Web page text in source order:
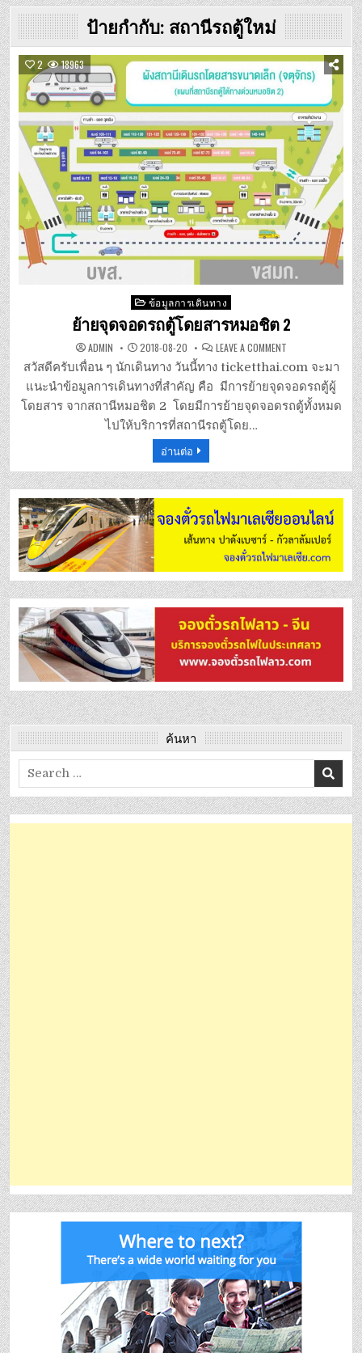
ป้ายกำกับ: สถานีรถตู้ใหม่
2 18963
Posted
in
ข้อมูลการเดินทาง
ย้ายจุดจอดรถตู้โดยสารหมอชิต 2
ADMIN 2018-08-20 LEAVE A COMMENTON
จุด
จอด
รถ
ตู้
โดยสาร
หมอชิต
สวัสดีครับเพื่อน ๆ นักเดินทาง วันนี้ทาง ticketthai.com จะมา
แนะนำข้อมูลการเดินทางที่สำคัญ คือ มีการย้ายจุดจอดรถตู้ผู้
โดยสาร จากสถานีหมอชิต 2 โดยมีการย้ายจุดจอดรถตู้ทั้งหมด
ไปให้บริการที่สถานีรถตู้โดย…
อ่านต่อ
ค้นหา
Search
for: